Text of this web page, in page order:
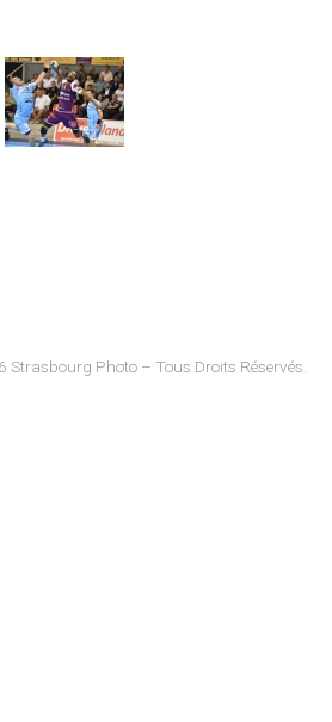
Photo – Tous Droits Réservés.